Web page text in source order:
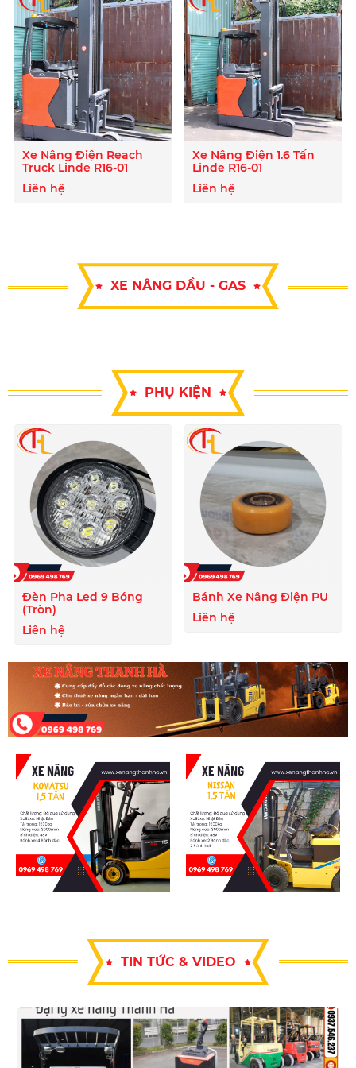
Xe Nâng Điện Reach
Truck Linde R16-01
Liên hệ
Xe Nâng Điện 1.6 Tấn
Linde R16-01
Liên hệ
XE NÂNG DẦU - GAS
PHỤ KIỆN
Đèn Pha Led 9 Bóng
(Tròn)
Liên hệ
Bánh Xe Nâng Điện PU
Liên hệ
TIN TỨC & VIDEO